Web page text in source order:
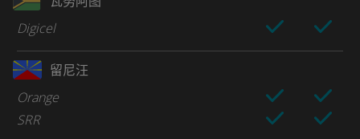
Digicel
留尼汪
Orange
SRR